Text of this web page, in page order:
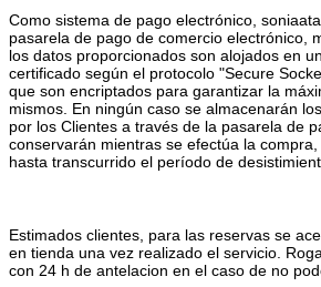
Como sistema de pago electrónico,
pasarela de pago de comercio electrónico,
los datos proporcionados son alojados en
certificado según el protocolo "Secure
que son encriptados para garantizar la
mismos. En ningún caso se almacenarán
por los Clientes a través de la pasarela de
conservarán mientras se efectúa la
hasta transcurrido el período de
Estimados clientes, para las reservas se
en tienda una vez realizado el servicio.
con 24 h de antelacion en el caso de no